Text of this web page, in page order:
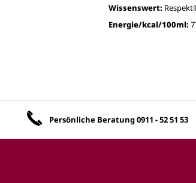
Wissenswert:
Energie/kcal/100ml:
Unsere
Persönliche Beratung0911 - 52 51 53